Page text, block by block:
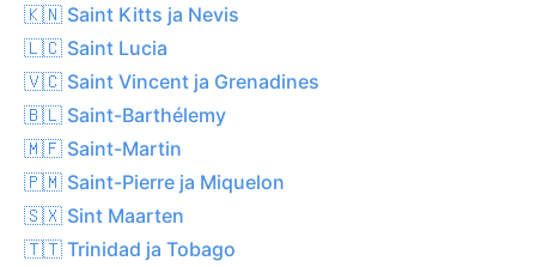
🇰🇳 Saint Kitts ja Nevis
🇱🇨 Saint Lucia
🇻🇨 Saint Vincent ja Grenadines
🇧🇱 Saint-Barthélemy
🇲🇫 Saint-Martin
🇵🇲 Saint-Pierre ja Miquelon
🇸🇽 Sint Maarten
🇹🇹 Trinidad ja Tobago